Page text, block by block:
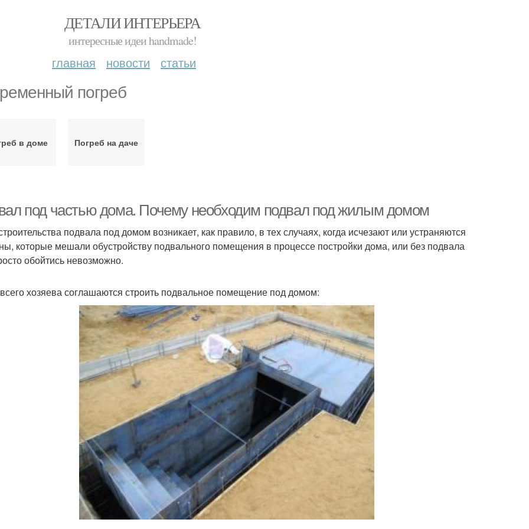
ДЕТАЛИ ИНТЕРЬЕРА
интересные идеи handmade!
главная новости статьи
погреб
в доме Погреб на даче
под частью дома. Почему необходим подвал под жилым домом
подвала под домом возникает, как правило, в тех случаях, когда исчезают или устраняются
которые мешали обустройству подвального помещения в процессе постройки дома, или без подвала
обойтись невозможно.
хозяева соглашаются строить подвальное помещение под домом: